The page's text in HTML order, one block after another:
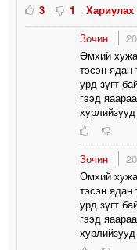
3
1
Хариулах
Зочин
Өмхий
тэсэн ядан
урд зүгт
гээд
хурлийзууд
Зочин
Өмхий
тэсэн ядан
урд зүгт
гээд
хурлийзууд